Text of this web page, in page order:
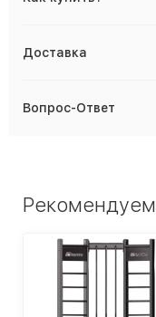
Доставка
Вопрос-Ответ
Рекомендуем